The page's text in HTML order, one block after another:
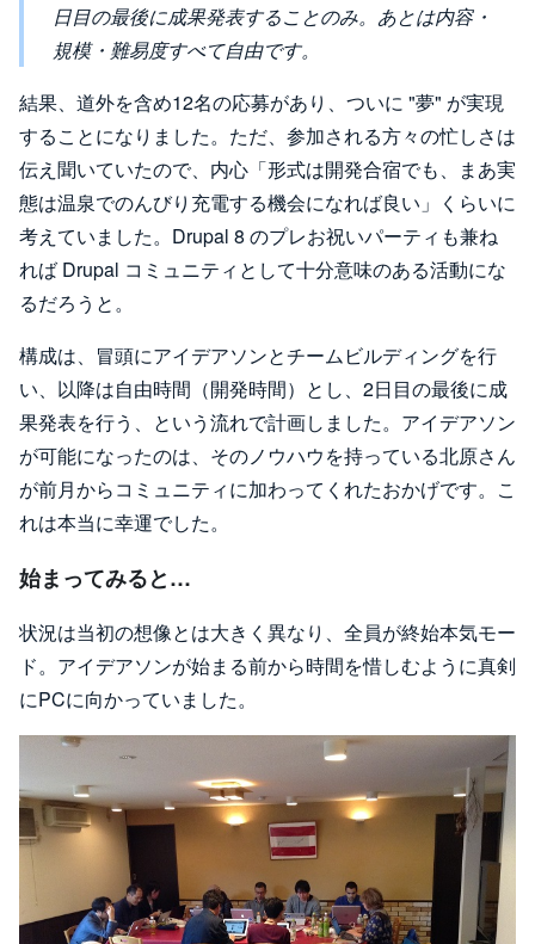
日目の最後に成果発表することのみ。あとは内容・
規模・難易度すべて自由です。
結果、道外を含め12名の応募があり、ついに "夢" が実現
することになりました。ただ、参加される方々の忙しさは
伝え聞いていたので、内心「形式は開発合宿でも、まあ実
態は温泉でのんびり充電する機会になれば良い」くらいに
考えていました。Drupal 8 のプレお祝いパーティも兼ね
れば Drupal コミュニティとして十分意味のある活動にな
るだろうと。
構成は、冒頭にアイデアソンとチームビルディングを行
い、以降は自由時間（開発時間）とし、2日目の最後に成
果発表を行う、という流れで計画しました。アイデアソン
が可能になったのは、そのノウハウを持っている北原さん
が前月からコミュニティに加わってくれたおかげです。こ
れは本当に幸運でした。
始まってみると…
状況は当初の想像とは大きく異なり、全員が終始本気モー
ド。アイデアソンが始まる前から時間を惜しむように真剣
にPCに向かっていました。